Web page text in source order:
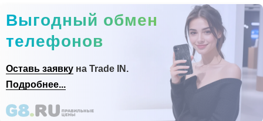
Выгодный обмен
телефонов
Оставь заявку на Trade IN.
Подробнее...